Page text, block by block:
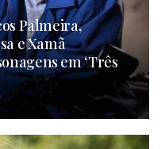
Palmeira,
e Xamã
em ‘Três